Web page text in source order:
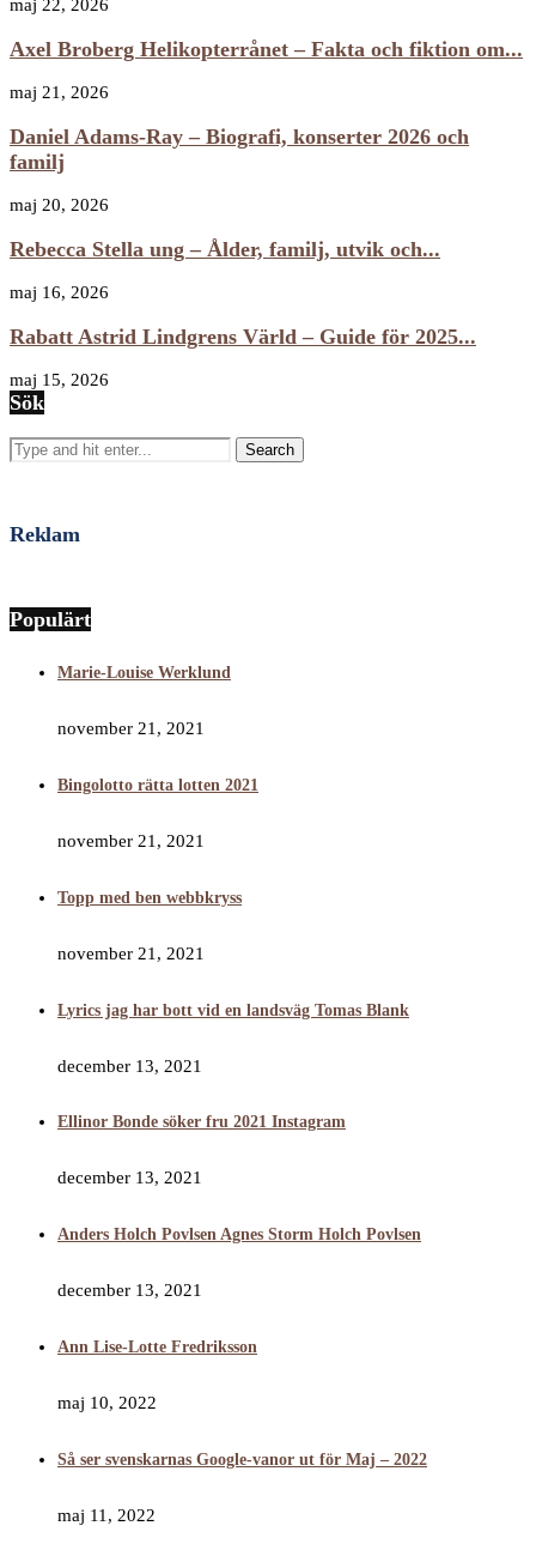
maj 22, 2026
Axel Broberg Helikopterrånet – Fakta och fiktion om...
maj 21, 2026
Daniel Adams-Ray – Biografi, konserter 2026 och
familj
maj 20, 2026
Rebecca Stella ung – Ålder, familj, utvik och...
maj 16, 2026
Rabatt Astrid Lindgrens Värld – Guide för 2025...
maj 15, 2026
Sök
Search
Reklam
Populärt
Marie-Louise Werklund
november 21, 2021
Bingolotto rätta lotten 2021
november 21, 2021
Topp med ben webbkryss
november 21, 2021
Lyrics jag har bott vid en landsväg Tomas Blank
december 13, 2021
Ellinor Bonde söker fru 2021 Instagram
december 13, 2021
Anders Holch Povlsen Agnes Storm Holch Povlsen
december 13, 2021
Ann Lise-Lotte Fredriksson
maj 10, 2022
Så ser svenskarnas Google-vanor ut för Maj – 2022
maj 11, 2022